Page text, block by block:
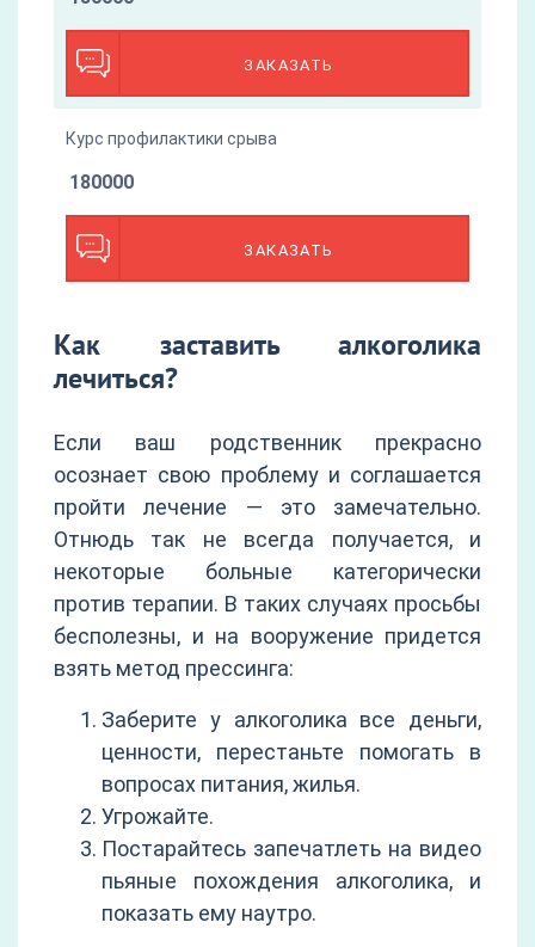
ЗАКАЗАТЬ
Курс профилактики срыва
ЗАКАЗАТЬ
180000
Как заставить алкоголика
лечиться?
Если ваш родственник прекрасно
осознает свою проблему и соглашается
пройти лечение — это замечательно.
Отнюдь так не всегда получается, и
некоторые больные категорически
против терапии. В таких случаях просьбы
бесполезны, и на вооружение придется
взять метод прессинга:
Заберите у алкоголика все деньги,
ценности, перестаньте помогать в
вопросах питания, жилья.
Угрожайте.
Постарайтесь запечатлеть на видео
пьяные похождения алкоголика, и
показать ему наутро.